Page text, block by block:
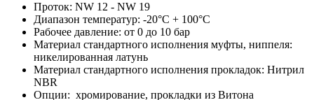
Проток: NW 12 - NW 19
Диапазон температур: -20°C + 100°C
Рабочее давление: от 0 до 10 бар
Материал стандартного исполнения муфты, ниппеля:
никелированная латунь
Материал стандартного исполнения прокладок: Нитрил
NBR
Опции: хромирование, прокладки из Витона